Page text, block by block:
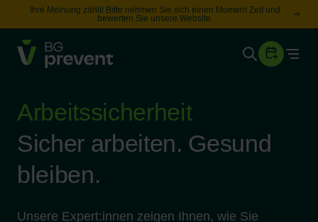
Ihre Meinung zählt! Bitte nehmen Sie sich einen Moment Zeit und
bewerten Sie unsere Website.
Sicherheit
Karriere
Unternehmen
Wissen
Arbeitssicherheit
Sicher arbeiten. Gesund
bleiben.
Unsere Expert:innen zeigen Ihnen, wie Sie